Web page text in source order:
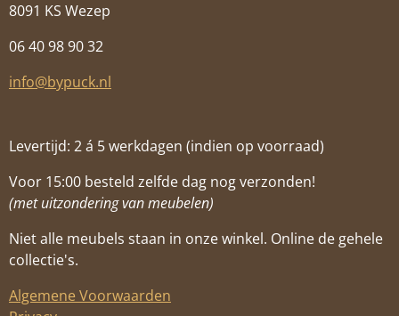
8091 KS Wezep
06 40 98 90 32
info@bypuck.nl
Levertijd: 2 á 5 werkdagen (indien op voorraad)
Voor 15:00 besteld zelfde dag nog verzonden!
(met uitzondering van meubelen)
Niet alle meubels staan in onze winkel. Online de gehele
collectie's.
Algemene Voorwaarden